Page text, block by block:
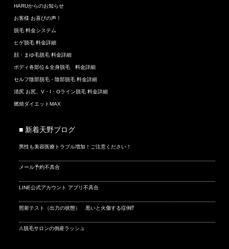
HARUからのお知らせ
お客様 お喜びの声！
脱毛 料金システム
ヒゲ脱毛 料金詳細
顔・まゆ毛脱毛 料金詳細
ボディ各部位＆全身脱毛 料金詳細
セルフ陰部脱毛・陰部脱毛 料金詳細
清尻 お尻、V・I・Oライン脱毛 料金詳細
燃焼ダイエットMAX
■ 新着天野ブログ
男性も美容医療トラブル増加！ご注意ください！
メール予約不具合
LINE公式アカウント アプリ不具合
照射テスト（出力の状態） 黒いと火傷する症例⁉
⚠脱毛サロンの倒産ラッシュ